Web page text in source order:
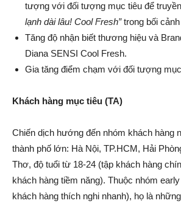
tượng với đối tượng mục tiêu để
lạnh dài lâu! Cool Fresh”trong bối
Tăng độ nhận biết thương hiệu và
Diana SENSI Cool Fresh.
Gia tăng điểm chạm với đối tượng
Khách hàng mục tiêu (TA)
Chiến dịch hướng đến nhóm khách hàng
thành phố lớn: Hà Nội, TP.HCM, Hải
Thơ, độ tuổi từ 18-24 (tập khách hàng
khách hàng tiềm năng). Thuộc nhóm
khách hàng thích nghi nhanh), họ là